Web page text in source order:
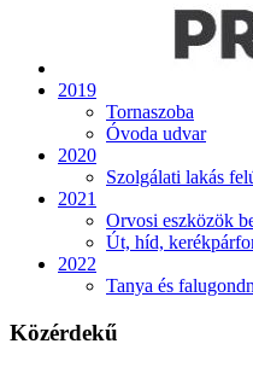
2019
Tornaszoba
Óvoda udvar
2020
Szolgálati lakás
2021
Orvosi eszközök
Út, híd,
2022
Tanya és
Közérdekű